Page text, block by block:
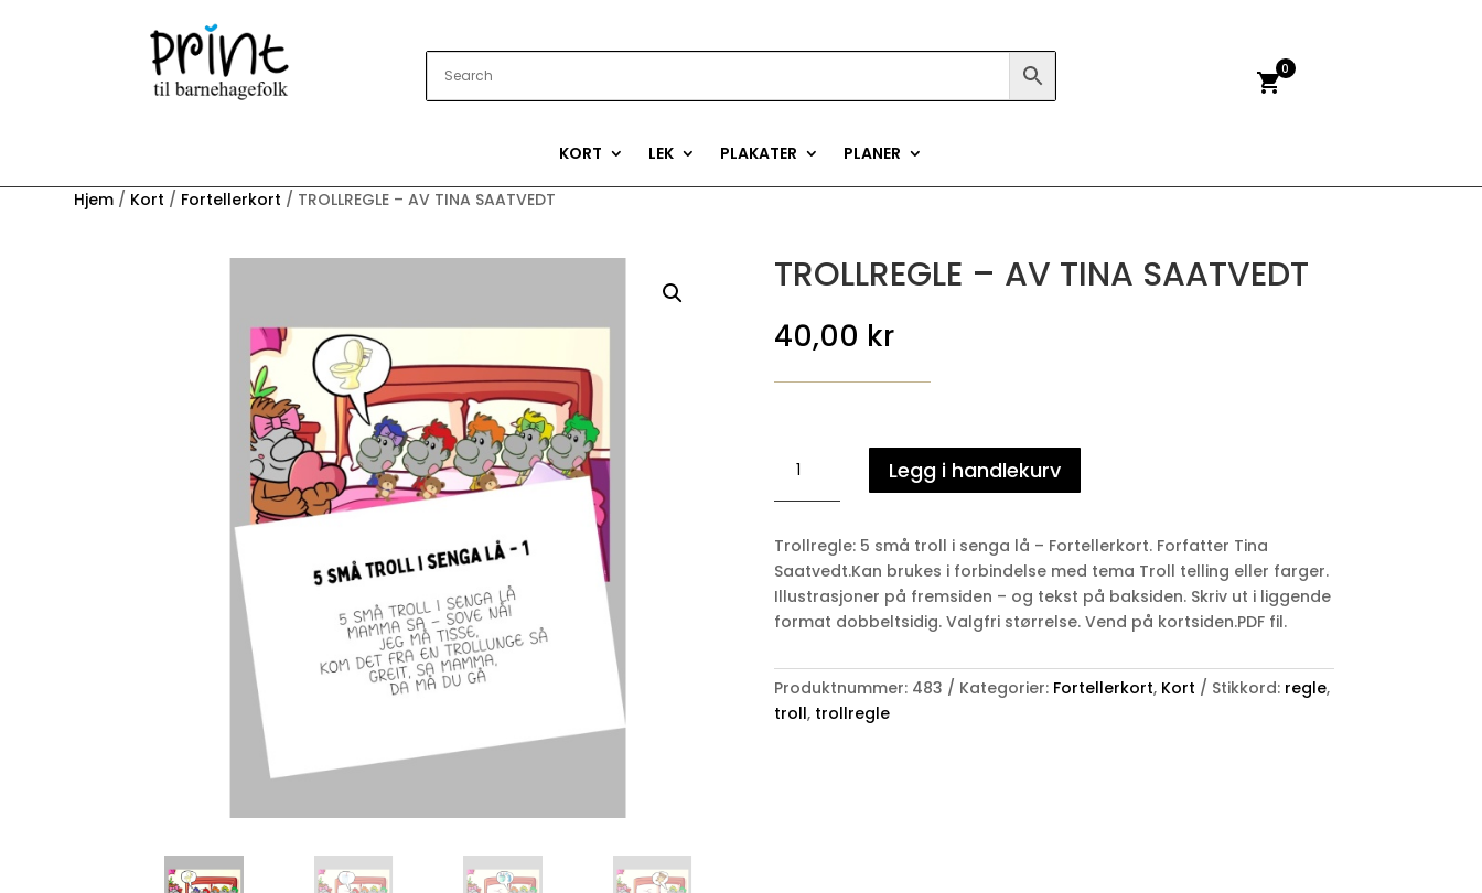
shopping_cart
0
KORT LEK PLAKATER PLANER
Hjem / Kort / Fortellerkort / TROLLREGLE – AV TINA SAATVEDT
TROLLREGLE – AV TINA SAATVEDT
40,00 kr
AV
SAATVEDT
antall
Legg i handlekurv
Trollregle: 5 små troll i senga lå – Fortellerkort. Forfatter Tina
Saatvedt.Kan brukes i forbindelse med tema Troll telling eller farger.
Illustrasjoner på fremsiden – og tekst på baksiden. Skriv ut i liggende
format dobbeltsidig. Valgfri størrelse. Vend på kortsiden.PDF fil.
Produktnummer: 483 Kategorier: Fortellerkort, Kort Stikkord: regle,
troll, trollregle